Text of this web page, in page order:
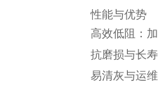
性能与优势
高效低阻：
抗磨损与长
易清灰与运